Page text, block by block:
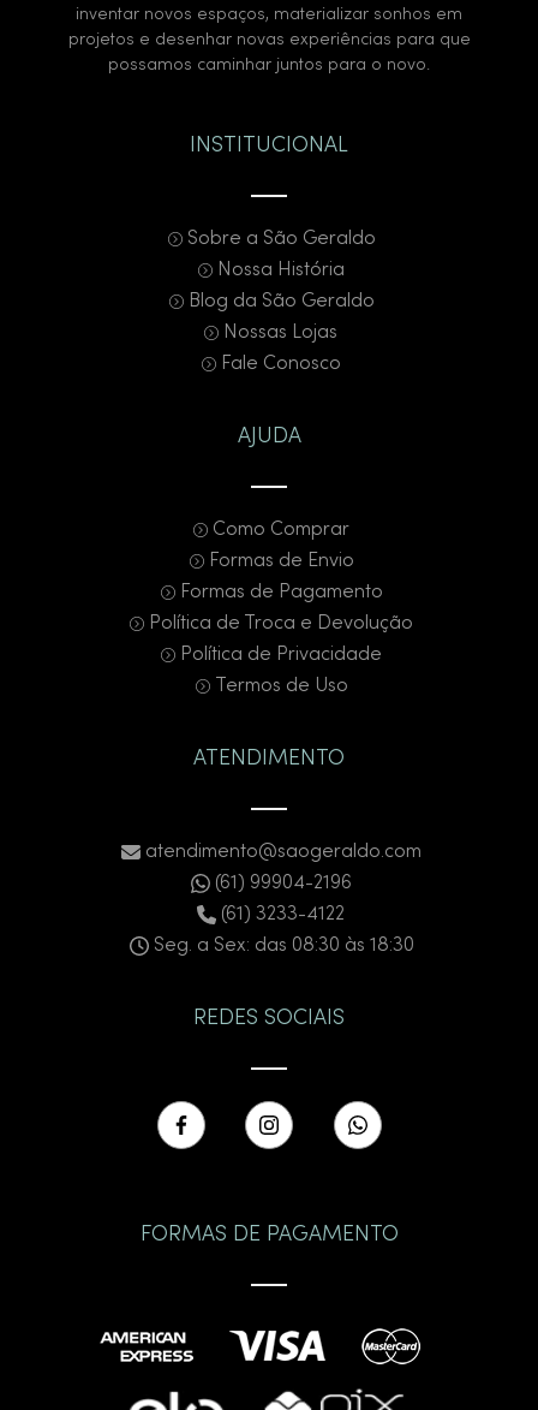
inventar novos espaços, materializar sonhos em
projetos e desenhar novas experiências para que
possamos caminhar juntos para o novo.
INSTITUCIONAL
Sobre a São Geraldo
Nossa História
Blog da São Geraldo
Nossas Lojas
Fale Conosco
AJUDA
Como Comprar
Formas de Envio
Formas de Pagamento
Política de Troca e Devolução
Política de Privacidade
Termos de Uso
ATENDIMENTO
atendimento@saogeraldo.com
(61) 99904-2196
(61) 3233-4122
Seg. a Sex: das 08:30 às 18:30
REDES SOCIAIS
FORMAS DE PAGAMENTO